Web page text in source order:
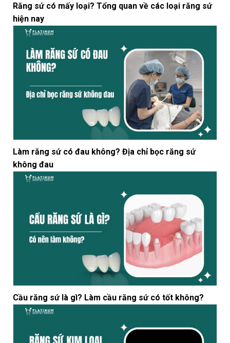
Răng sứ có mấy loại? Tổng quan về các loại răng sứ
hiện nay
Làm răng sứ có đau không? Địa chỉ bọc răng sứ
không đau
Cầu răng sứ là gì? Làm cầu răng sứ có tốt không?